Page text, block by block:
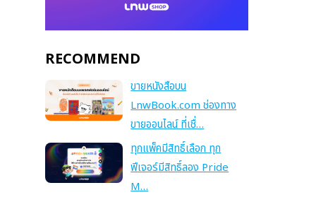
RECOMMEND
ขายหนังสือบน
LnwBook.com ช่องทาง
ขายออนไลน์ ที่เชื่…
ทุกแพ็คมีสิทธิ์เลือก ทุก
ฟีเจอร์มีสิทธิ์ลอง Pride
M…